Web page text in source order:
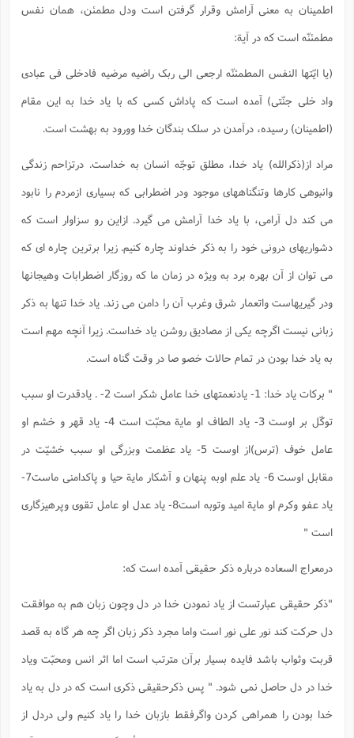
اطمینان به معنی آرامش وقرار گرفتن است ودل مطمئن، همان نفس
مطمئنّه است که در آیة:
(یا ایّتها النفس المطمئنّه ارجعی الی ربک راضیه مرضیه فادخلی فی عبادی
واد خلی جنّتی) آمده است که پاداش کسی که با یاد خدا به این مقام
(اطمینان) رسیده، درآمدن در سلک بندگان خدا وورود به بهشت است.
مراد از(ذکرالله) یاد خدا، مطلق توجّه انسان به خداست. درتزاحم زندگی
وانبوهی کارها وتنگناههای موجود ودر اضطرابی که بسیاری ازمردم را نابود
می کند دل آرامی، با یاد خدا آرامش می گیرد. ازاین رو سزاوار است که
دشواریهای درونی خود را به ذکر خداوند چاره کنیم. زیرا برترین چاره ای که
می توان از آن بهره برد به ویژه در زمان ما که روزگار اضطرابات وهیجانها
ودر گیریهاست واتعمار شرق وغرب آن را دامن می زند. یاد خدا تنها به ذکر
زبانی نیست اگرچه یکی از مصادیق روشن یاد خداست. زیرا آنچه مهم است
به یاد خدا بودن در تمام حالات خصو صا در وقت گناه است.
" برکات یاد خدا: 1- یادنعمتهای خدا عامل شکر است 2- . یادقدرت او سبب
توکّل بر اوست 3- یاد الطاف او مایة محبّت است 4- یاد قهر و خشم او
عامل خوف (ترس)از اوست 5- یاد عظمت وبزرگی او سبب خشیّت در
مقابل اوست 6- یاد علم اوبه پنهان و آشکار مایة حیا و پاکدامنی ماست7-
یاد عفو وکرم او مایة امید وتوبه است8- یاد عدل او عامل تقوی وپرهیزگاری
است "
درمعراج السعاده درباره ذکر حقیقی آمده است که:
"ذکر حقیقی عبارتست از یاد نمودن خدا در دل وچون زبان هم به موافقت
دل حرکت کند نور علی نور است واما مجرد ذکر زبان اگر چه هر گاه به قصد
قربت وثواب باشد فایده بسیار برآن مترتب است اما اثر انس ومحبّت ویاد
خدا در دل حاصل نمی شود. " پس ذکرحقیقی ذکری است که در دل به یاد
خدا بودن را همراهی کردن واگرفقط بازبان خدا را یاد کنیم ولی دردل از